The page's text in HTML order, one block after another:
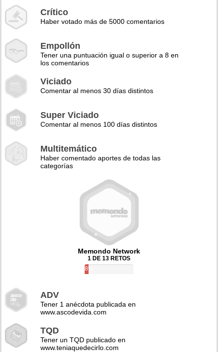
Crítico
Haber votado más de 5000 comentarios
Empollón
Tener una puntuación igual o superior a 8 en
los comentarios
Viciado
Comentar al menos 30 días distintos
Super Viciado
Comentar al menos 100 días distintos
Multitemático
Haber comentado aportes de todas las
categorías
Memondo Network
1 DE 13 RETOS
8%
ADV
Tener 1 anécdota publicada en
www.ascodevida.com
TQD
Tener un TQD publicado en
www.teniaquedecirlo.com